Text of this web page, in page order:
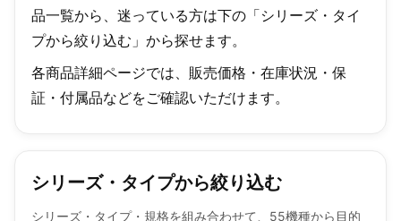
品一覧から、迷っている方は下の「シリーズ・タイ
プから絞り込む」から探せます。
各商品詳細ページでは、販売価格・在庫状況・保
証・付属品などをご確認いただけます。
シリーズ・タイプから絞り込む
シリーズ・タイプ・規格を組み合わせて、55機種から目的